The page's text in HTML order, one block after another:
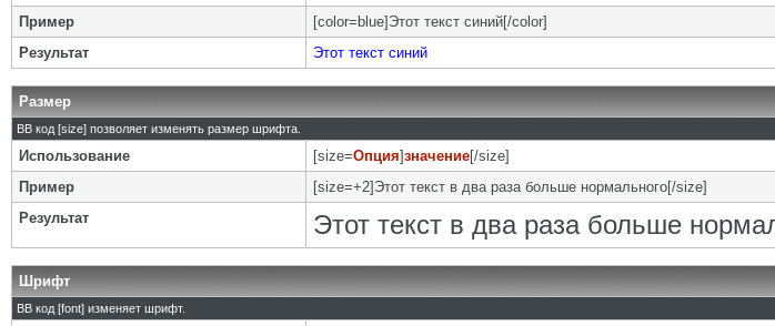
Пример
[color=blue]Этот текст синий[/color]
Результат
Этот текст синий
Размер
BB код [size] позволяет изменять размер шрифта.
Использование [size=Опция]значение[/size]
Пример
[size=+2]Этот текст в два раза больше нормального[/size]
Результат
Этот текст в два раза больше
Шрифт
BB код [font] изменяет шрифт.